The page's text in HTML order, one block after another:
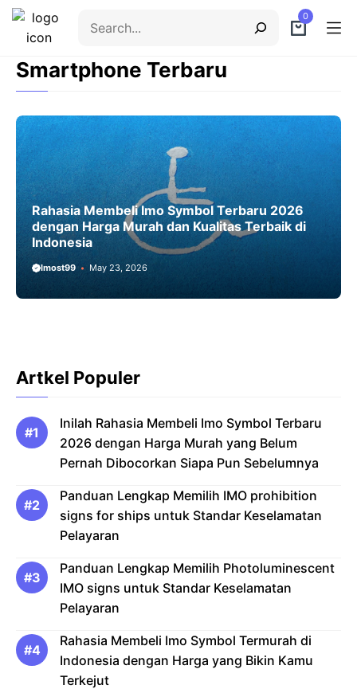
Skip
0
Menu
Smartphone Terbaru
Rahasia Membeli Imo Symbol Terbaru 2026
dengan Harga Murah dan Kualitas Terbaik di
Indonesia
Imost99 May 23, 2026
Artkel Populer
Inilah Rahasia Membeli Imo Symbol Terbaru
2026 dengan Harga Murah yang Belum
Pernah Dibocorkan Siapa Pun Sebelumnya
Panduan Lengkap Memilih IMO prohibition
signs for ships untuk Standar Keselamatan
Pelayaran
Panduan Lengkap Memilih Photoluminescent
IMO signs untuk Standar Keselamatan
Pelayaran
Rahasia Membeli Imo Symbol Termurah di
Indonesia dengan Harga yang Bikin Kamu
Terkejut